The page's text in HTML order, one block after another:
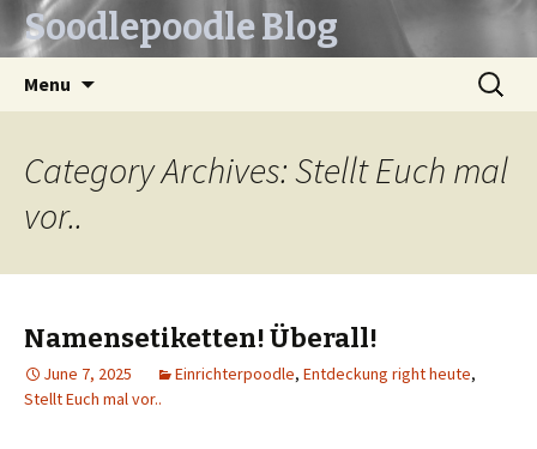
Soodlepoodle Blog
Menu
Search
for:
Category Archives: Stellt Euch mal
vor..
Namensetiketten! Überall!
June 7, 2025 Einrichterpoodle, Entdeckung right heute,
Stellt Euch mal vor..